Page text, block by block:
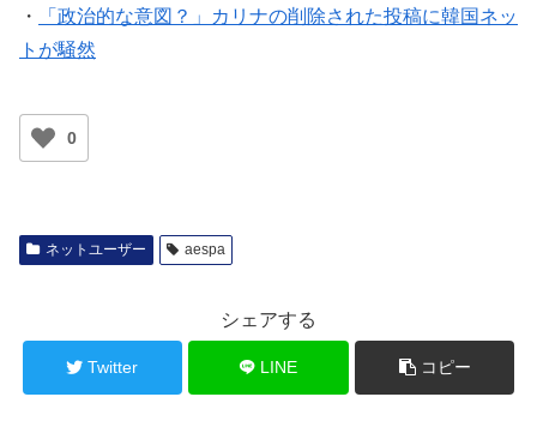
・
「政治的な意図？」カリナの削除された投稿に韓国ネッ
トが騒然
0
ネットユーザー aespa
シェアする
Twitter LINE コピー